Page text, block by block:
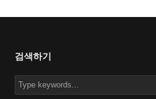
검색하기